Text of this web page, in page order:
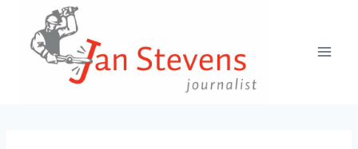
Doorgaan
inhoud